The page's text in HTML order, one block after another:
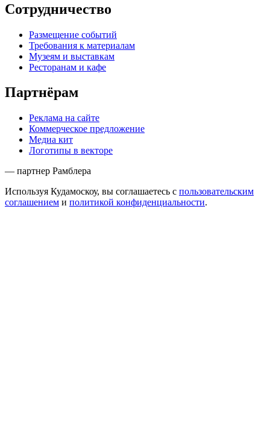
Сотрудничество
Размещение событий
Требования к материалам
Музеям и выставкам
Ресторанам и кафе
Партнёрам
Реклама на сайте
Коммерческое предложение
Медиа кит
Логотипы в векторе
— партнер Рамблера
Используя Кудамоскоу, вы соглашаетесь с пользовательским
соглашением и политикой конфиденциальности.